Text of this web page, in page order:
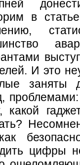
в
И это
заняты
какой
цифры